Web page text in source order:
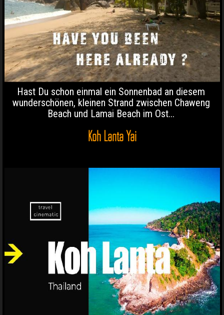
Hast Du schon einmal ein Sonnenbad an diesem
wunderschönen, kleinen Strand zwischen Chaweng
Beach und Lamai Beach im Ost...
Koh Lanta Yai